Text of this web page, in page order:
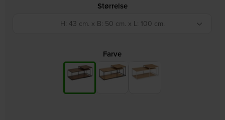
Størrelse
H: 43 cm. x B: 50 cm. x L: 100 cm.
Farve